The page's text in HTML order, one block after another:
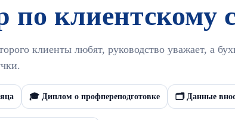
по клиентскому
клиенты любят, руководство уважает, а
🎓 Диплом о профпереподготовке 🗂️ Данные